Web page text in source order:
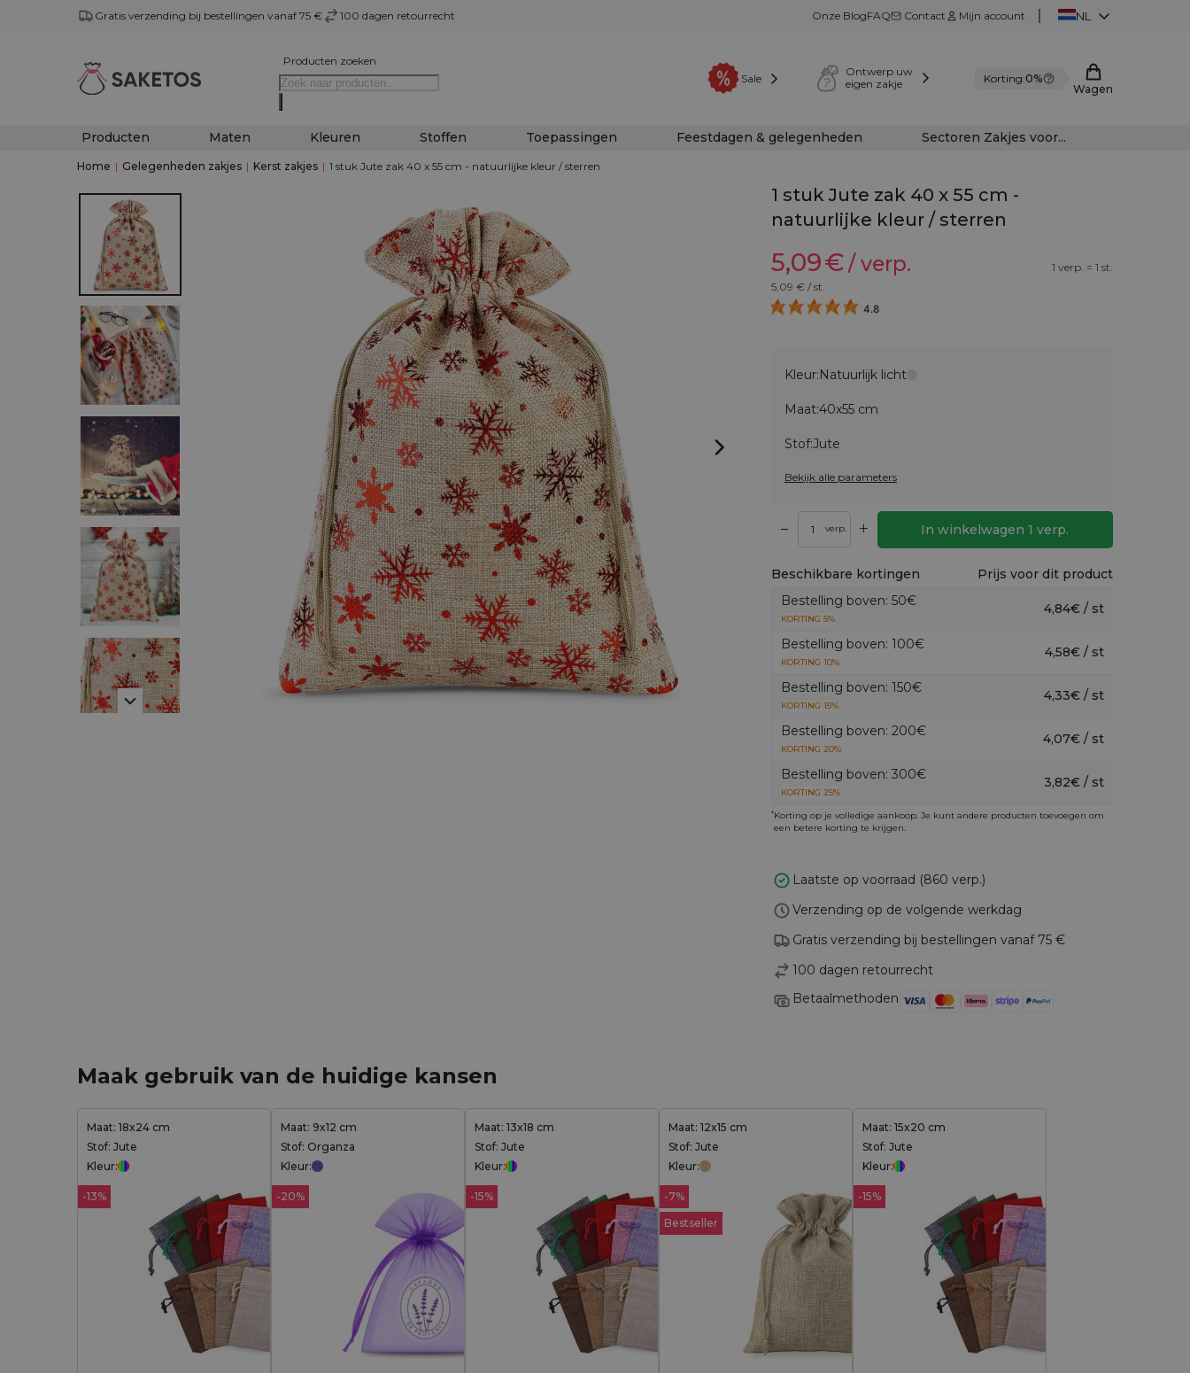
Gratis verzending bij bestellingen vanaf 75 € 100 dagen retourrecht Onze BlogFAQ Contact Mijn account NL
Producten zoeken
Sale
Ontwerp uw
eigen zakje
Korting:0%
Wagen
Producten Maten Kleuren Stoffen Toepassingen Feestdagen & gelegenheden Sectoren Zakjes voor...
Home | Gelegenheden zakjes | Kerst zakjes | 1 stuk Jute zak 40 x 55 cm - natuurlijke kleur / sterren
1 stuk Jute zak 40 x 55 cm -
natuurlijke kleur / sterren
5,09€/ verp.
1 verp. = 1 st.
5,09 € / st.
4.8
Kleur:Natuurlijk licht
Maat:40x55 cm
Stof:Jute
Bekijk alle parameters
– verp. + In winkelwagen1 verp.
Beschikbare kortingen
Prijs voor dit product
Bestelling boven: 50€
KORTING 5%
4,84€ / st
Bestelling boven: 100€
KORTING 10%
4,58€ / st
Bestelling boven: 150€
KORTING 15%
4,33€ / st
Bestelling boven: 200€
KORTING 20%
4,07€ / st
Bestelling boven: 300€
KORTING 25%
3,82€ / st
*Korting op je volledige aankoop. Je kunt andere producten toevoegen om
een betere korting te krijgen.
Laatste op voorraad (860 verp.)
Verzending op de volgende werkdag
Gratis verzending bij bestellingen vanaf 75 €
100 dagen retourrecht
Betaalmethoden
Maak gebruik van de huidige kansen
Maat: 18x24 cm
Stof: Jute
Kleur:
-13%
Maat: 9x12 cm
Stof: Organza
Kleur:
-20%
Maat: 13x18 cm
Stof: Jute
Kleur:
-15%
Maat: 12x15 cm
Stof: Jute
Kleur:
Bestseller
-7%
Maat: 15x20 cm
Stof: Jute
Kleur:
-15%